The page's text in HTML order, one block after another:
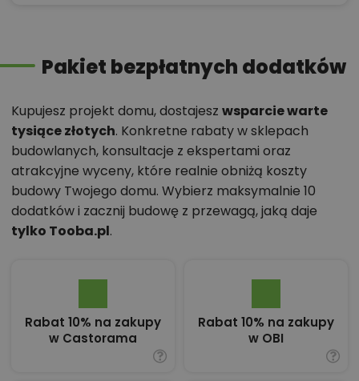
Pakiet bezpłatnych dodatków
Kupujesz projekt domu, dostajesz wsparcie warte
tysiące złotych. Konkretne rabaty w sklepach
budowlanych, konsultacje z ekspertami oraz
atrakcyjne wyceny, które realnie obniżą koszty
budowy Twojego domu. Wybierz maksymalnie 10
dodatków i zacznij budowę z przewagą, jaką daje
tylko Tooba.pl.
Rabat 10% na zakupy
w Castorama
Rabat 10% na zakupy
w OBI